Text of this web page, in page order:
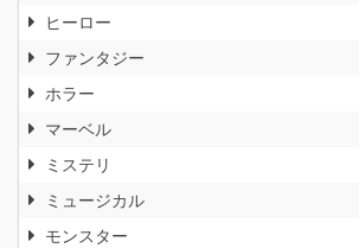
ヒーロー
ファンタジー
ホラー
マーベル
ミステリ
ミュージカル
モンスター